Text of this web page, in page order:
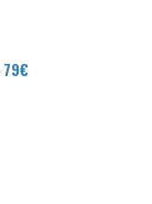
79€